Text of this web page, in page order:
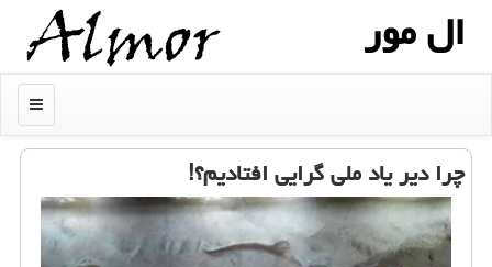
ال مور
منو
چرا دیر یاد ملی گرایی افتادیم؟!